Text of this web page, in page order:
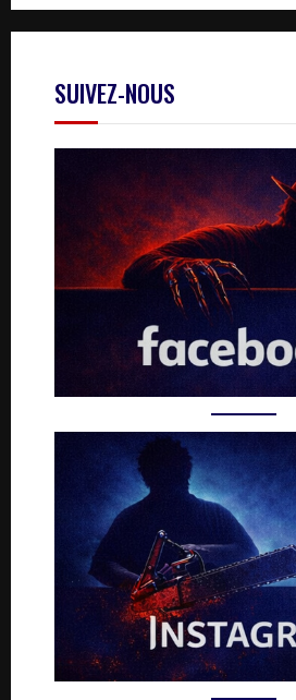
SUIVEZ-NOUS